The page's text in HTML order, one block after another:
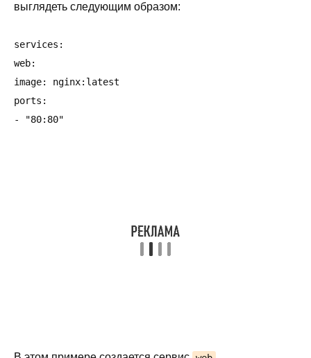
выглядеть следующим образом:
services:
web:
image: nginx:latest
ports:
- "80:80"